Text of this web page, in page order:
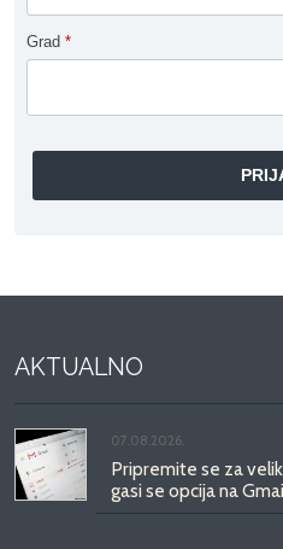
Grad *
AKTUALNO
07.08.2026.
Pripremite se za
gasi se opcija na